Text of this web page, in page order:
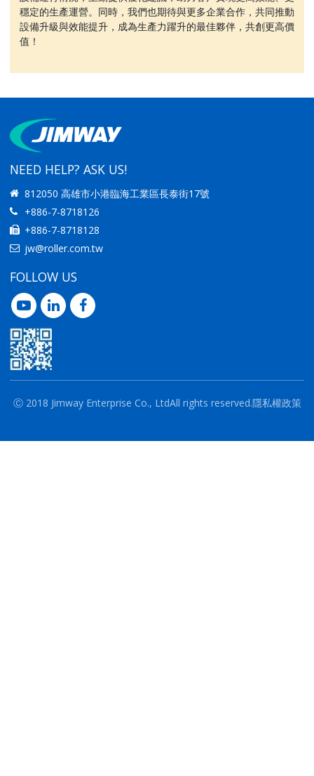
穩定的生產運營。同時，我們也期待與更多企業合作，共同推動
設備升級與效能提升，成為生產力躍升的最佳夥伴，共創更高價
值！
NEED HELP? ASK US!
812050 高雄市小港臨海工業區長泰街17號
+886-7-8718126
+886-7-8718128
jw@roller.com.tw
FOLLOW US
Ⓒ 2018 Jimway Enterprise Co., LtdAll rights reserved.隱私權政策